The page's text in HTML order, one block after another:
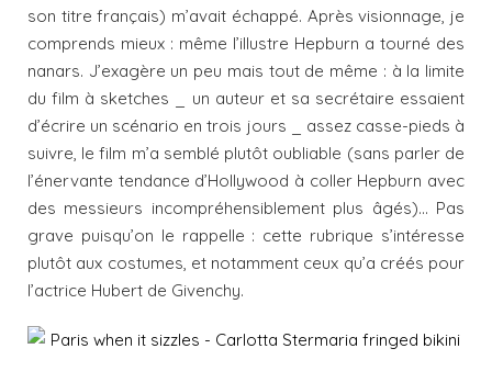
son titre français) m’avait échappé. Après visionnage, je
comprends mieux : même l’illustre Hepburn a tourné des
nanars. J’exagère un peu mais tout de même : à la limite
du film à sketches _ un auteur et sa secrétaire essaient
d’écrire un scénario en trois jours _ assez casse-pieds à
suivre, le film m’a semblé plutôt oubliable (sans parler de
l’énervante tendance d’Hollywood à coller Hepburn avec
des messieurs incompréhensiblement plus âgés)… Pas
grave puisqu’on le rappelle : cette rubrique s’intéresse
plutôt aux costumes, et notamment ceux qu’a créés pour
l’actrice Hubert de Givenchy.